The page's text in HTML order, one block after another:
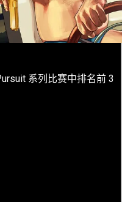
系列比赛中排名前 3